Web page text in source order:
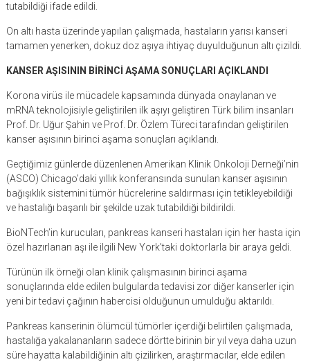
tutabildiği ifade edildi.
On altı hasta üzerinde yapılan çalışmada, hastaların yarısı kanseri
tamamen yenerken, dokuz doz aşıya ihtiyaç duyulduğunun altı çizildi.
KANSER AŞISININ BİRİNCİ AŞAMA SONUÇLARI AÇIKLANDI
Korona virüs ile mücadele kapsamında dünyada onaylanan ve
mRNA teknolojisiyle geliştirilen ilk aşıyı geliştiren Türk bilim insanları
Prof. Dr. Uğur Şahin ve Prof. Dr. Özlem Türeci tarafından geliştirilen
kanser aşısının birinci aşama sonuçları açıklandı.
Geçtiğimiz günlerde düzenlenen Amerikan Klinik Onkoloji Derneği’nin
(ASCO) Chicago’daki yıllık konferansında sunulan kanser aşısının
bağışıklık sistemini tümör hücrelerine saldırması için tetikleyebildiği
ve hastalığı başarılı bir şekilde uzak tutabildiği bildirildi.
BioNTech’in kurucuları, pankreas kanseri hastaları için her hasta için
özel hazırlanan aşı ile ilgili New York’taki doktorlarla bir araya geldi.
Türünün ilk örneği olan klinik çalışmasının birinci aşama
sonuçlarında elde edilen bulgularda tedavisi zor diğer kanserler için
yeni bir tedavi çağının habercisi olduğunun umulduğu aktarıldı.
Pankreas kanserinin ölümcül tümörler içerdiği belirtilen çalışmada,
hastalığa yakalananların sadece dörtte birinin bir yıl veya daha uzun
süre hayatta kalabildiğinin altı çizilirken, araştırmacılar, elde edilen